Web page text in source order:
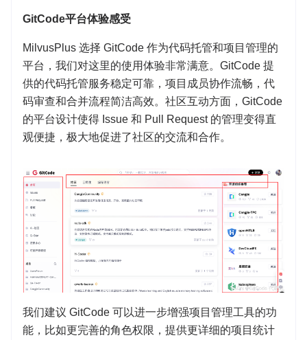
GitCode平台体验感受
MilvusPlus 选择 GitCode 作为代码托管和项目管理的
平台，我们对这里的使用体验非常满意。GitCode 提
供的代码托管服务稳定可靠，项目成员协作流畅，代
码审查和合并流程简洁高效。社区互动方面，GitCode
的平台设计使得 Issue 和 Pull Request 的管理变得直
观便捷，极大地促进了社区的交流和合作。
我们建议 GitCode 可以进一步增强项目管理工具的功
能，比如更完善的角色权限，提供更详细的项目统计